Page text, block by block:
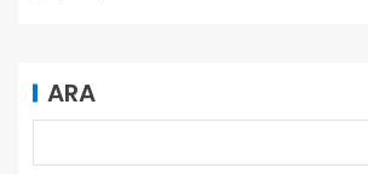
ARA